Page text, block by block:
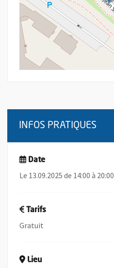
INFOS PRATIQUES
Date
Le 13.09.2025 de 14:00 à 20:00
Tarifs
Gratuit
Lieu